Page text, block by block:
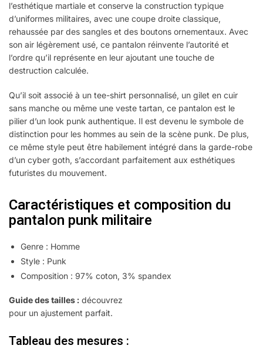
l’esthétique martiale et conserve la construction typique
d’uniformes militaires, avec une coupe droite classique,
rehaussée par des sangles et des boutons ornementaux. Avec
son air légèrement usé, ce pantalon réinvente l’autorité et
l’ordre qu’il représente en leur ajoutant une touche de
destruction calculée.
Qu’il soit associé à un tee-shirt personnalisé, un gilet en cuir
sans manche ou même une veste tartan, ce pantalon est le
pilier d’un look punk authentique. Il est devenu le symbole de
distinction pour les hommes au sein de la scène punk. De plus,
ce même style peut être habilement intégré dans la garde-robe
d’un cyber goth, s’accordant parfaitement aux esthétiques
futuristes du mouvement.
Caractéristiques et composition du
pantalon punk militaire
Genre : Homme
Style : Punk
Composition : 97% coton, 3% spandex
Guide des tailles : découvrez
pour un ajustement parfait.
Tableau des mesures :